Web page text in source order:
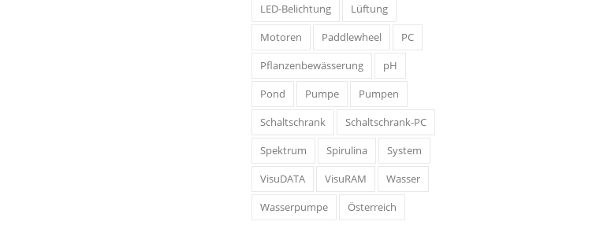
LED-Belichtung
Lüftung
Motoren
Paddlewheel
PC
Pflanzenbewässerung
pH
Pond
Pumpe
Pumpen
Schaltschrank
Schaltschrank-PC
Spektrum
Spirulina
System
VisuDATA
VisuRAM
Wasser
Wasserpumpe
Österreich